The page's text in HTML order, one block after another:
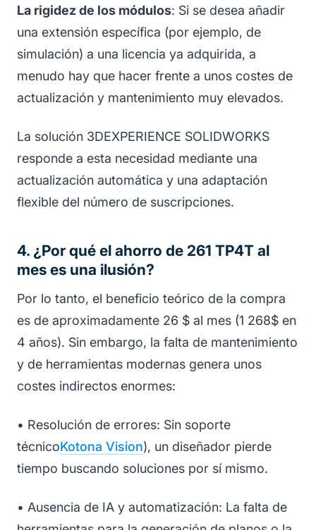
La rigidez de los módulos: Si se desea añadir
una extensión específica (por ejemplo, de
simulación) a una licencia ya adquirida, a
menudo hay que hacer frente a unos costes de
actualización y mantenimiento muy elevados.
La solución 3DEXPERIENCE SOLIDWORKS
responde a esta necesidad mediante una
actualización automática y una adaptación
flexible del número de suscripciones.
4. ¿Por qué el ahorro de 261 TP4T al
mes es una ilusión?
Por lo tanto, el beneficio teórico de la compra
es de aproximadamente 26 $ al mes (1 268$ en
4 años). Sin embargo, la falta de mantenimiento
y de herramientas modernas genera unos
costes indirectos enormes:
• Resolución de errores: Sin soporte
técnicoKotona Vision), un diseñador pierde
tiempo buscando soluciones por sí mismo.
• Ausencia de IA y automatización: La falta de